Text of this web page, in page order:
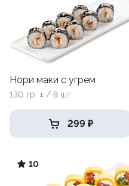
Нори маки с угрем
130 гр. ± / 8 шт.
299 ₽
10